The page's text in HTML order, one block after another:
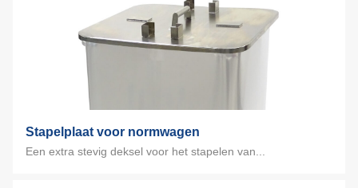
Stapelplaat voor normwagen
Een extra stevig deksel voor het stapelen van...